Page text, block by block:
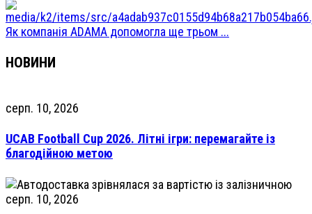
Як компанія ADAMA допомогла ще трьом ...
НОВИНИ
серп. 10, 2026
UCAB Football Cup 2026. Літні ігри: перемагайте із
благодійною метою
серп. 10, 2026